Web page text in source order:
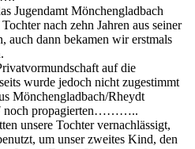
Jugendamt Mönchengladbach
nach zehn Jahren aus seiner
auch dann bekamen wir erstmals
auf die
wurde jedoch nicht zugestimmt
Mönchengladbach/Rheydt
noch propagierten………..
unsere Tochter vernachlässigt,
um unser zweites Kind, den